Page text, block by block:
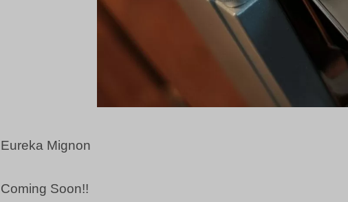
Eureka Mignon
Coming Soon!!